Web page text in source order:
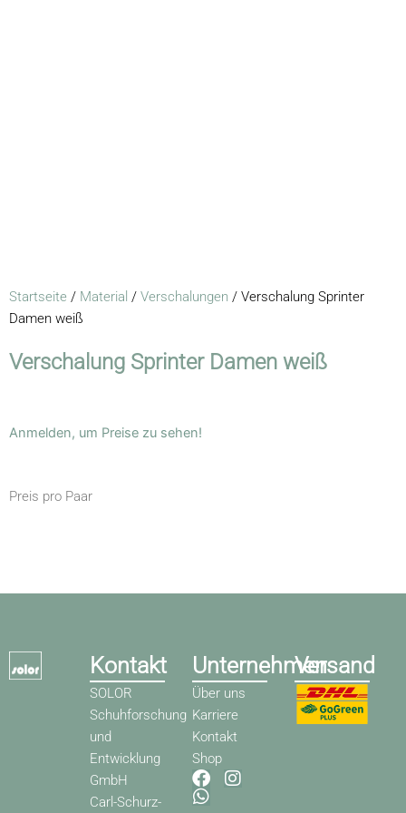
Startseite / Material / Verschalungen / Verschalung Sprinter
Damen weiß
Verschalung Sprinter Damen weiß
Anmelden, um Preise zu sehen!
Preis pro Paar
Kontakt
SOLOR
Schuhforschung
und
Entwicklung
GmbH
Carl-Schurz-
Unternehmen
Über uns
Karriere
Kontakt
Shop
F
a
I
W
h
Versand